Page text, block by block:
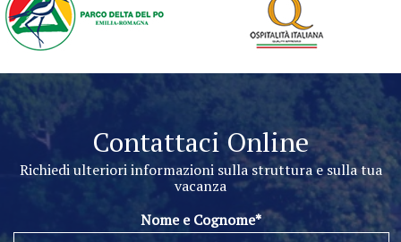
Contattaci Online
Richiedi ulteriori informazioni sulla struttura e sulla tua
vacanza
Nome e Cognome*